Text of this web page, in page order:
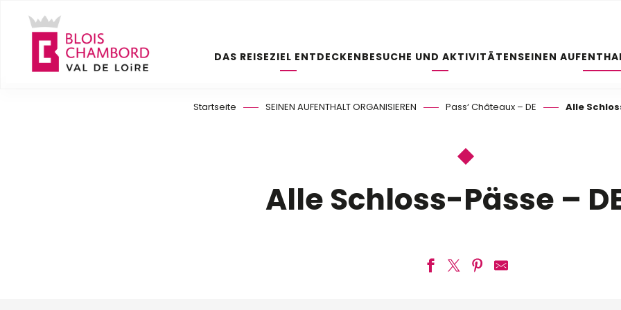
contenu
principal
DAS REISEZIEL ENTDECKENBESUCHE UND AKTIVITÄTENSEINEN
Startseite SEINEN AUFENTHALT ORGANISIEREN Pass‘ Châteaux – DE Alle
Alle Schloss-Pässe –